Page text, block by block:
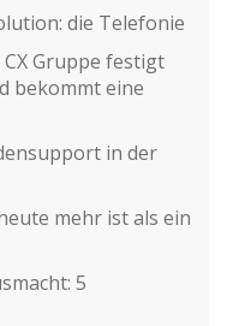
die Telefonie
Gruppe festigt
bekommt eine
in der
mehr ist als ein
5